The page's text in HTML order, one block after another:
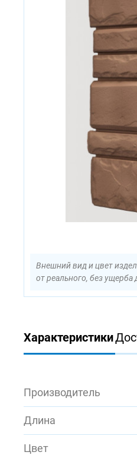
Внешний вид и цвет
от реального, без ущерба
Характеристики
Производитель
Длина
Цвет